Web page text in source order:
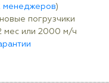
менеджеров)
погрузчики
мес или 2000 м/ч